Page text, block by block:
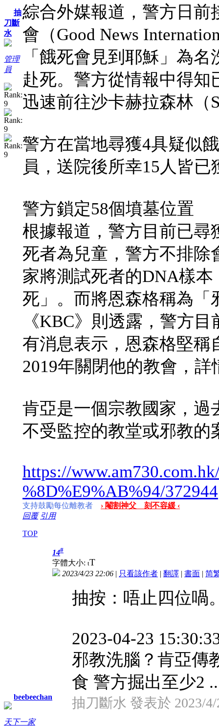
抽
刀斷
水
管理
員
綜合外媒報道，警方日前
會（Good News
「餓死會見到耶穌」為
赴死。警方從情報中得
迅速前往沙卡赫拉森林（
警方在當地尋獲4具疑似
員，送院後所幸15人皆
警方鎖定58個墳墓位置
根據報道，警方目前已尋
死者為兒童，警方不排除
家將測試死者的DNA樣
死」。而將恩森格稱為「
《KBC》則透露，警方
有消息表示，恩森格堅稱
2019年關閉他的教會，
肯亞是一個宗教國家，過
不受監控的教堂或邪教的
https://
%8D%E9%AB%94/372944
支持鼓勵每位離教者
› 閹割神父 刻不容緩 ‹
回覆 引用
TOP
beebeechan
天下一家
14#
字體大小: tT
2023/4/23 22:06 | 只看該作者 | 翻譯 | 書面 | 简
抽按：唔止四位喎
2023-04-23
邪教洗腦？肯亞傳
食 警方掘出至少2
抽刀斷水 發表於 2023/4/